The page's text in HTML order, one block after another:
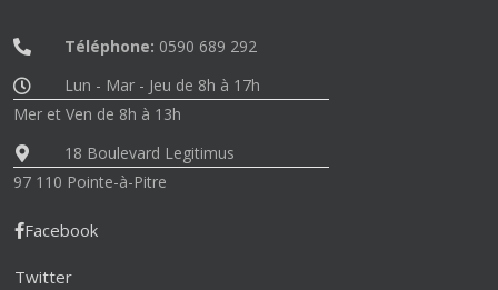
Téléphone: 0590 689 292
Lun - Mar - Jeu de 8h à 17h
Mer et Ven de 8h à 13h
18 Boulevard Legitimus
97 110 Pointe-à-Pitre
Facebook
Twitter